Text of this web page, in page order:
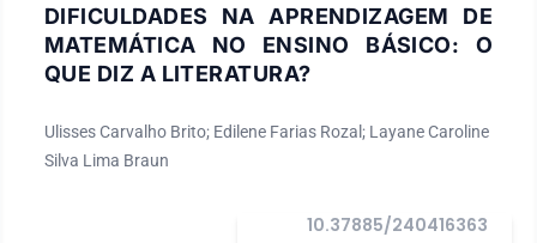
DIFICULDADES NA APRENDIZAGEM DE
MATEMÁTICA NO ENSINO BÁSICO: O
QUE DIZ A LITERATURA?
Ulisses Carvalho Brito; Edilene Farias Rozal; Layane Caroline
Silva Lima Braun
10.37885/240416363